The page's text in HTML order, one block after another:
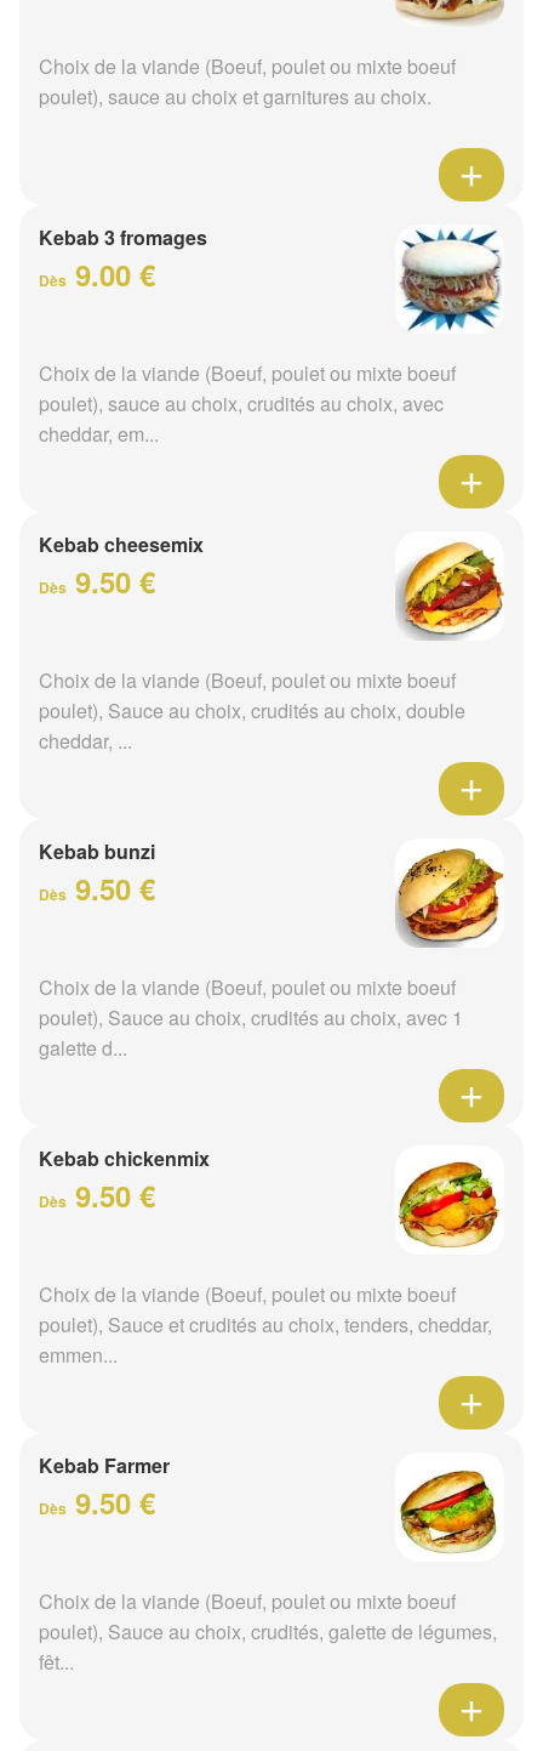
Choix de la viande (Boeuf, poulet ou mixte boeuf
poulet), sauce au choix et garnitures au choix.
Kebab 3 fromages
Dès 9.00 €
Choix de la viande (Boeuf, poulet ou mixte boeuf
poulet), sauce au choix, crudités au choix, avec
cheddar, em...
Kebab cheesemix
Dès 9.50 €
Choix de la viande (Boeuf, poulet ou mixte boeuf
poulet), Sauce au choix, crudités au choix, double
cheddar, ...
Kebab bunzi
Dès 9.50 €
Choix de la viande (Boeuf, poulet ou mixte boeuf
poulet), Sauce au choix, crudités au choix, avec 1
galette d...
Kebab chickenmix
Dès 9.50 €
Choix de la viande (Boeuf, poulet ou mixte boeuf
poulet), Sauce et crudités au choix, tenders, cheddar,
emmen...
Kebab Farmer
Dès 9.50 €
Choix de la viande (Boeuf, poulet ou mixte boeuf
poulet), Sauce au choix, crudités, galette de légumes,
fêt...